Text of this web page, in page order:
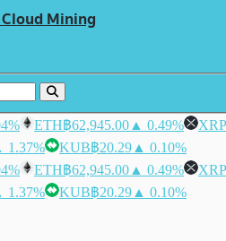
Mining
ETH฿62,945.00 ▲ 0.49% XRP
1.37% KUB฿20.29 ▲ 0.10%
ETH฿62,945.00 ▲ 0.49% XRP
1.37% KUB฿20.29 ▲ 0.10%